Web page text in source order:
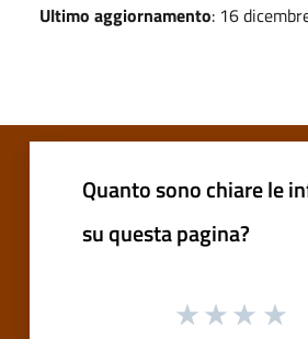
Ultimo aggiornamento: 16
Quanto sono chiare le
su questa pagina?